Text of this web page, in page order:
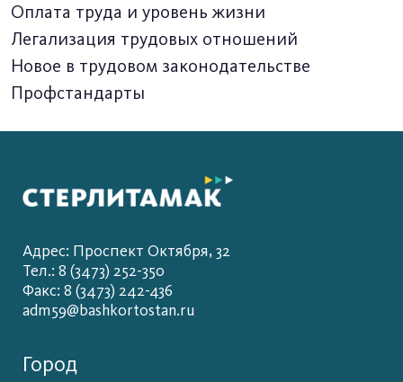
Оплата труда и уровень жизни
Легализация трудовых отношений
Новое в трудовом законодательстве
Профстандарты
Адрес: Проспект Октября, 32
Тел.: 8 (3473) 252-350
Факс: 8 (3473) 242-436
adm59@bashkortostan.ru
Город